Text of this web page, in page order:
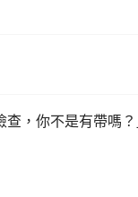
，你不是有帶嗎？